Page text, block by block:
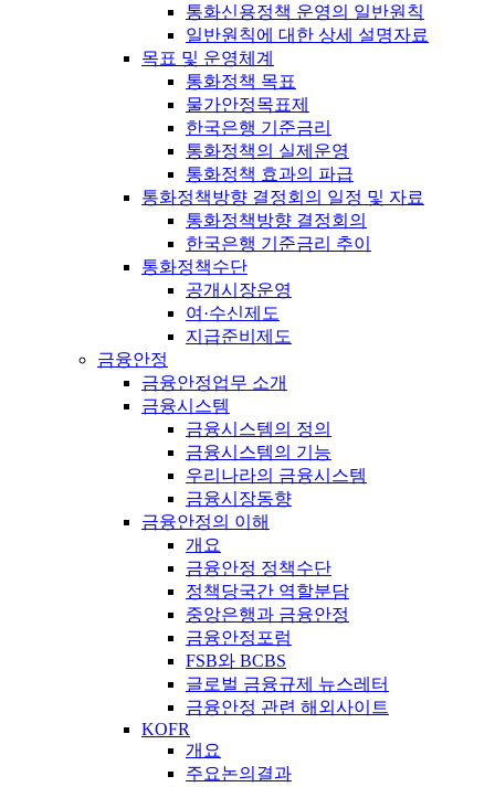
통화신용정책 운영의 일반원칙
일반원칙에 대한 상세 설명자료
목표 및 운영체계
통화정책 목표
물가안정목표제
한국은행 기준금리
통화정책의 실제운영
통화정책 효과의 파급
통화정책방향 결정회의 일정 및 자료
통화정책방향 결정회의
한국은행 기준금리 추이
통화정책수단
공개시장운영
여·수신제도
지급준비제도
금융안정
금융안정업무 소개
금융시스템
금융시스템의 정의
금융시스템의 기능
우리나라의 금융시스템
금융시장동향
금융안정의 이해
개요
금융안정 정책수단
정책당국간 역할분담
중앙은행과 금융안정
금융안정포럼
FSB와 BCBS
글로벌 금융규제 뉴스레터
금융안정 관련 해외사이트
KOFR
개요
주요논의결과